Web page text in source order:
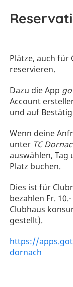
Plätze, auch für
reservieren.
Dazu die App
Account
und auf
Wenn deine
unter TC
auswählen, Tag
Platz buchen.
Dies ist für
bezahlen Fr.
Clubhaus
gestellt).
https://
dornach